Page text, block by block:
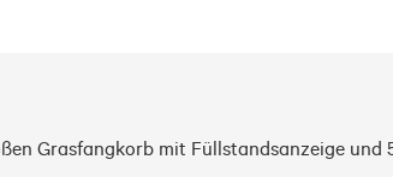
Grasfangkorb mit Füllstandsanzeige und